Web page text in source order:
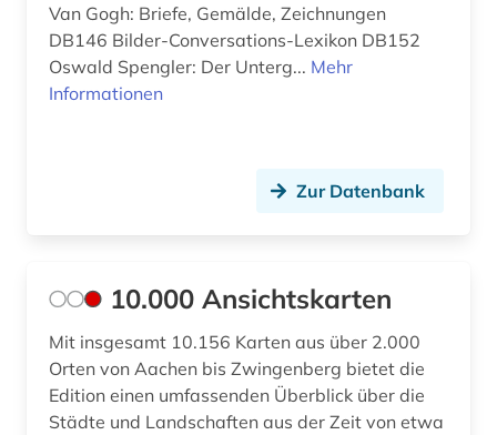
anthologie (6)
anthropologie (9)
antiheld (1)
antijüdische propaganda (1)
antike religionen (1)
antikolonialismus (2)
Van Gogh: Briefe, Gemälde, Zeichnungen
DB146 Bilder-Conversations-Lexikon DB152
Oswald Spengler: Der Unterg... Mehr
Informationen
Zur Datenbank
10.000 Ansichtskarten
Mit insgesamt 10.156 Karten aus über 2.000
Orten von Aachen bis Zwingenberg bietet die
Edition einen umfassenden Überblick über die
Städte und Landschaften aus der Zeit von etwa